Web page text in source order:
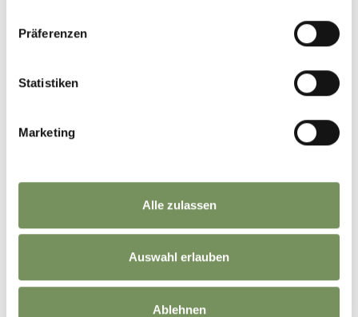
Präferenzen
Statistiken
Marketing
Alle zulassen
Auswahl erlauben
Ablehnen
RESTA IN CONTATTO CON NOI